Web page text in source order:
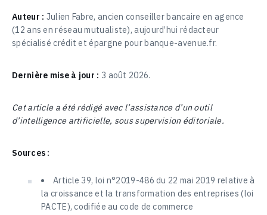
Auteur : Julien Fabre, ancien conseiller bancaire en agence
(12 ans en réseau mutualiste), aujourd’hui rédacteur
spécialisé crédit et épargne pour banque-avenue.fr.
Dernière mise à jour : 3 août 2026.
Cet article a été rédigé avec l’assistance d’un outil
d’intelligence artificielle, sous supervision éditoriale.
Sources :
Article 39, loi n°2019-486 du 22 mai 2019 relative à
la croissance et la transformation des entreprises (loi
PACTE), codifiée au code de commerce